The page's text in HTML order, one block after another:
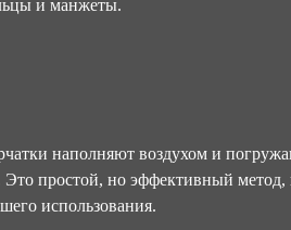
и манжеты.
наполняют воздухом и
простой, но эффективный
использования.